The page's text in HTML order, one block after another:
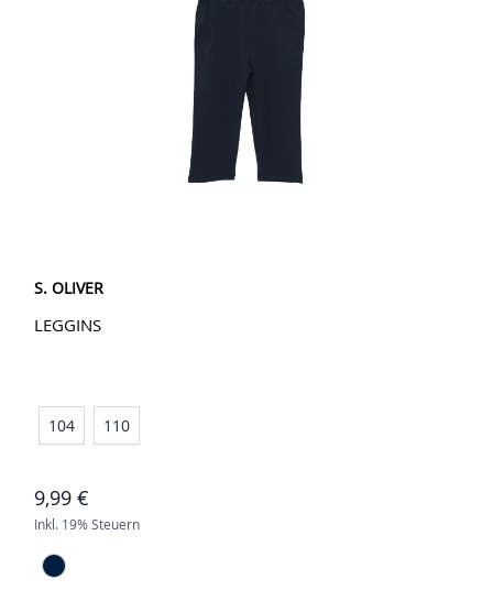
S. OLIVER
LEGGINS
104 110
9,99 €
Inkl. 19% Steuern